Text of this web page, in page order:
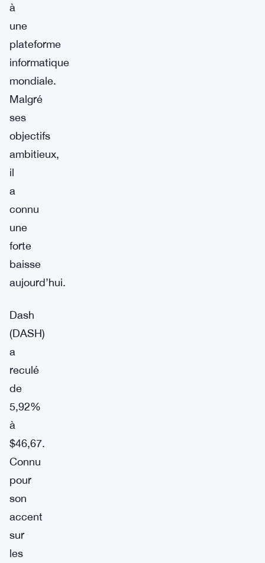
à
une
plateforme
informatique
mondiale.
Malgré
ses
objectifs
ambitieux,
il
a
connu
une
forte
baisse
aujourd’hui.
Dash
(DASH)
a
reculé
de
5,92%
à
$46,67.
Connu
pour
son
accent
sur
les